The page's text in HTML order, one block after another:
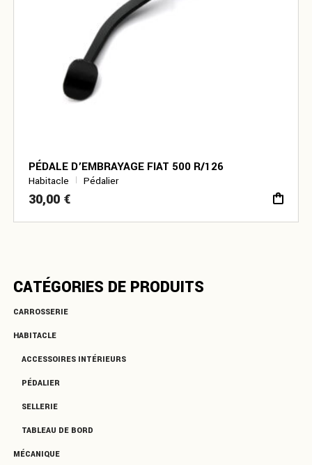
PÉDALE D’EMBRAYAGE FIAT 500 R/126
Habitacle Pédalier
30,00 €
CATÉGORIES DE PRODUITS
CARROSSERIE
HABITACLE
ACCESSOIRES INTÉRIEURS
PÉDALIER
SELLERIE
TABLEAU DE BORD
MÉCANIQUE